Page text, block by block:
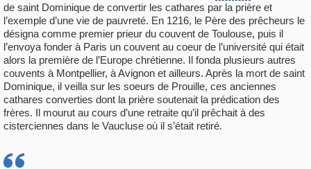
de saint Dominique de convertir les cathares par la prière et
l’exemple d’une vie de pauvreté. En 1216, le Père des prêcheurs le
désigna comme premier prieur du couvent de Toulouse, puis il
l’envoya fonder à Paris un couvent au coeur de l’université qui était
alors la première de l’Europe chrétienne. Il fonda plusieurs autres
couvents à Montpellier, à Avignon et ailleurs. Après la mort de saint
Dominique, il veilla sur les soeurs de Prouille, ces anciennes
cathares converties dont la prière soutenait la prédication des
frères. Il mourut au cours d’une retraite qu’il prêchait à des
cisterciennes dans le Vaucluse où il s’était retiré.